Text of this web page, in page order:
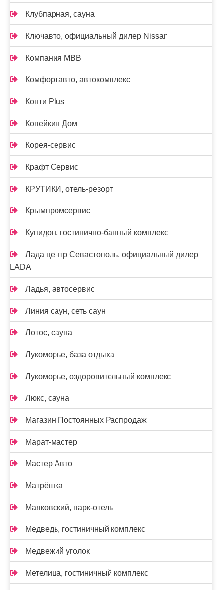
Клубпарная, сауна
Ключавто, официальный дилер Nissan
Компания МВВ
Комфортавто, автокомплекс
Конти Plus
Копейкин Дом
Корея-сервис
Крафт Сервис
КРУТИКИ, отель-резорт
Крымпромсервис
Купидон, гостинично-банный комплекс
Лада центр Севастополь, официальный дилер
LADA
Ладья, автосервис
Линия саун, сеть саун
Лотос, сауна
Лукоморье, база отдыха
Лукоморье, оздоровительный комплекс
Люкс, сауна
Магазин Постоянных Распродаж
Марат-мастер
Мастер Авто
Матрёшка
Маяковский, парк-отель
Медведь, гостиничный комплекс
Медвежий уголок
Метелица, гостиничный комплекс